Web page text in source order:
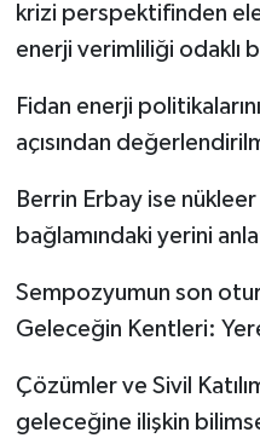
krizi perspektifinden
enerji verimliliği odaklı
Fidan enerji
açısından
Berrin Erbay ise
bağlamındaki yerini
Sempozyumun son
Geleceğin Kentleri:
Çözümler ve Sivil
geleceğine ilişkin